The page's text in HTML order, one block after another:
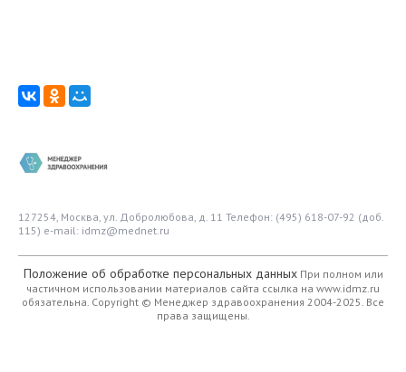
127254, Москва, ул. Добролюбова, д. 11 Телефон: (495) 618-07-92 (доб.
115) e-mail: idmz@mednet.ru
Положение об обработке персональных данныхПри полном или
частичном использовании материалов сайта ссылка на www.idmz.ru
обязательна. Copyright © Менеджер здравоохранения 2004-2025. Все
права защищены.